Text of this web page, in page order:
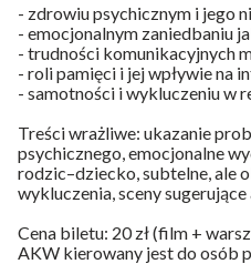
- zdrowiu psychicznym i jego
- emocjonalnym zaniedbaniu
- trudności komunikacyjnych
- roli pamięci i jej wpływie na
- samotności i wykluczeniu w
Treści wrażliwe: ukazanie
psychicznego, emocjonalne
rodzic–dziecko, subtelne, ale
wykluczenia, sceny
Cena biletu: 20 zł (film +
AKW kierowany jest do osób